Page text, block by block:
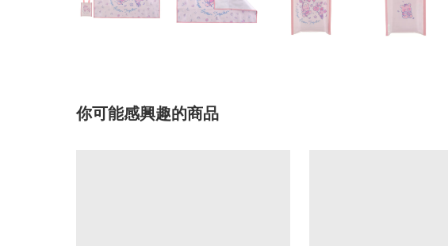
你可能感興趣的商品